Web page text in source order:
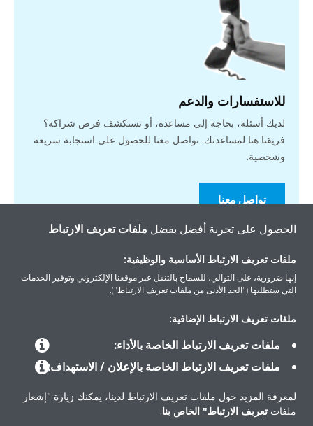
للاستفسارات والدعم
لديك أسئلة، بحاجة إلى مساعدة، أو تستكشف فرص شراكة؟
فريقنا هنا لمساعدتك. تواصل معنا للحصول على استجابة سريعة
وشخصية.
تواصل معنا
حلول
حول دايكن
الحصول على تجربة أفضل بفضل ملفات تعريف الارتباط
ملفات تعريف الارتباط الأساسية والوظيفية:
إنها ضرورية، على التوالي، للسماح بالتنقل عبر موقعنا الإلكتروني وتوفير الخدمات
التي ستطلبها ("الحد الأدنى من ملفات تعريف الارتباط").
ملفات تعريف الارتباط الإضافية:
ملفات تعريف الارتباط الخاصة بالأداء:
ملفات تعريف الارتباط الخاصة بالإعلان / الاستهداف:
لمعرفة المزيد حول ملفات تعريف الارتباط لدينا، يمكنك زيارة "إشعار
ملفات تعريف الارتباط" الخاص بنا.